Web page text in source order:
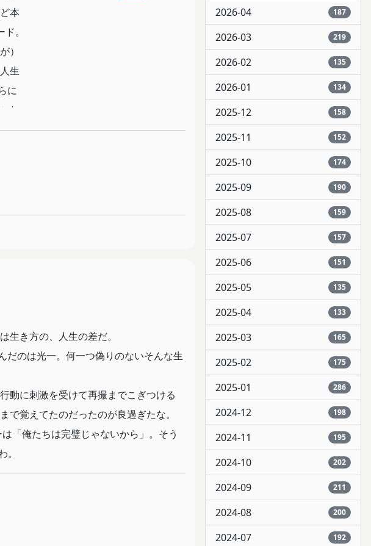
本
。
）
生
に
れ
仕
、
て
チ
一
リ
ほ
生き方の、人生の差だ。
だのは光一。何一つ偽りのないそんな生
動に刺激を受けて再撮までこぎつける
覚えてたのだったのが良過ぎたな。
「俺たちは完璧じゃないから」。そう
2026-04 187
2026-03 219
2026-02 135
2026-01 134
2025-12 158
2025-11 152
2025-10 174
2025-09 190
2025-08 159
2025-07 157
2025-06 151
2025-05 135
2025-04 133
2025-03 165
2025-02 175
2025-01 286
2024-12 198
2024-11 195
2024-10 202
2024-09 211
2024-08 200
2024-07 192